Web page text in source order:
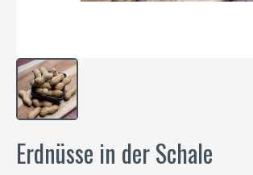
Erdnüsse in der Schale